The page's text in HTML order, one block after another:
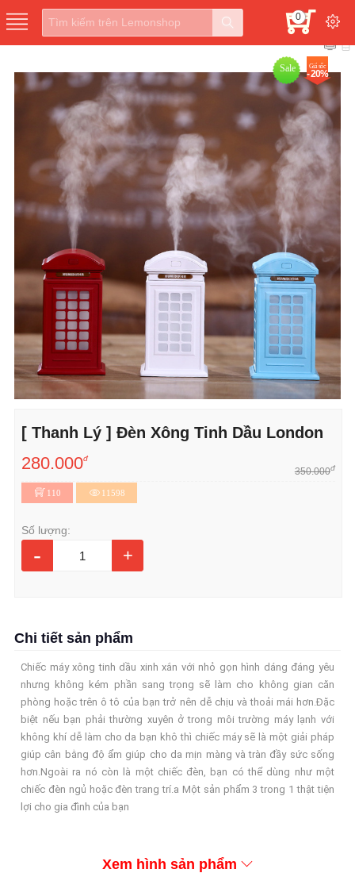
0
Sale Giá sốc
- 20%
[ Thanh Lý ] Đèn Xông Tinh Dầu London
280.000đ
350.000đ
110 11598
Số lượng:
- +
Chi tiết sản phẩm
Chiếc máy xông tinh dầu xinh xắn với nhỏ gọn hình dáng đáng yêu
nhưng không kém phần sang trọng sẽ làm cho không gian căn
phòng hoặc trên ô tô của bạn trở nên dễ chịu và thoải mái hơn.Đặc
biệt nếu bạn phải thường xuyên ở trong môi trường máy lạnh với
không khí dễ làm cho da bạn khô thì chiếc máy sẽ là một giải pháp
giúp cân bằng độ ẩm giúp cho da mịn màng và tràn đầy sức sống
hơn.Ngoài ra nó còn là một chiếc đèn, bạn có thể dùng như một
chiếc đèn ngủ hoặc đèn trang trí.a Một sản phẩm 3 trong 1 thật tiện
lợi cho gia đình của bạn
Xem hình sản phẩm